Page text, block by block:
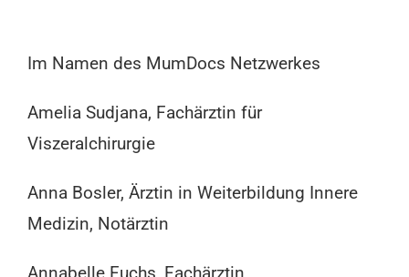
Im Namen des MumDocs Netzwerkes
Amelia Sudjana, Fachärztin für
Viszeralchirurgie
Anna Bosler, Ärztin in Weiterbildung Innere
Medizin, Notärztin
Annabelle Fuchs, Fachärztin